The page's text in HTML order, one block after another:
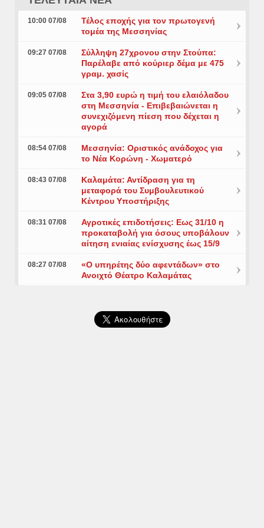
10:00 07/08
Τέλος εποχής για τον πρωτογενή
τομέα της Μεσσηνίας
09:27 07/08
Σύλληψη 27χρονου στην Στούπα:
Παρέλαβε από κούριερ δέμα με 475
γραμ. χασίς
09:05 07/08
Στα 3,90 ευρώ η τιμή του ελαιόλαδου
στη Μεσσηνία - Επιβεβαιώνεται η
συνεχιζόμενη πίεση που δέχεται η
αγορά
08:54 07/08
Μεσσηνία: Οριστικός ανάδοχος για
το Νέα Κορώνη - Χωματερό
08:43 07/08
Καλαμάτα: Αντίδραση για τη
μεταφορά του Συμβουλευτικού
Κέντρου Υποστήριξης
08:31 07/08
Αγροτικές επιδοτήσεις: Εως 31/10 η
προκαταβολή για όσους υποβάλουν
αίτηση ενιαίας ενίσχυσης έως 15/9
08:27 07/08
«Ο υπηρέτης δύο αφεντάδων» στο
Ανοιχτό Θέατρο Καλαμάτας